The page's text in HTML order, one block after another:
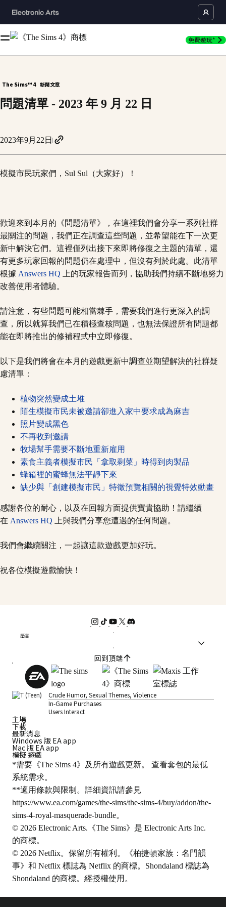
免費遊玩*
The Sims™ 4 新聞文章
問題清單 - 2023 年 9 月 22 日
2023年9月22日
模擬市民玩家們，Sul Sul（大家好）！
歡迎來到本月的《問題清單》，在這裡我們會分享一系列社群
最關注的問題，我們正在調查這些問題，並希望能在下一次更
新中解決它們。這裡僅列出接下來即將修復之主題的清單，還
有更多玩家回報的問題仍在處理中，但沒有列於此處。此清單
根據 Answers HQ 上的玩家報告而列，協助我們持續不斷地努力
改善使用者體驗。
請注意，有些問題可能相當棘手，需要我們進行更深入的調
查，所以就算我們已在積極查核問題，也無法保證所有問題都
能在即將推出的修補程式中立即修復。
以下是我們將會在本月的遊戲更新中調查並期望解決的社群疑
慮清單：
植物突然變成土堆
陌生模擬市民未被邀請卻進入家中要求成為麻吉
照片變成黑色
不再收到邀請
牧場幫手需要不斷地重新雇用
素食主義者模擬市民「拿取剩菜」時得到肉製品
蜂箱裡的蜜蜂無法平靜下來
缺少與「創建模擬市民」特徵預覽相關的視覺特效動畫
感謝各位的耐心，以及在回報方面提供寶貴協助！請繼續
在 Answers HQ 上與我們分享您遭遇的任何問題。
我們會繼續關注，一起讓這款遊戲更加好玩。
祝各位模擬遊戲愉快！
語言
回到頂端
Crude Humor, Sexual Themes, Violence
In-Game Purchases
Users Interact
主場
下載
最新消息
Windows 版 EA app
Mac 版 EA app
模擬 遊戲
*需要《The Sims 4》及所有遊戲更新。 查看套包的最低
系統需求。
**適用條款與限制。詳細資訊請參見
https://www.ea.com/games/the-sims/the-sims-4/buy/addon/the-
sims-4-royal-masquerade-bundle。
© 2026 Electronic Arts.《The Sims》是 Electronic Arts Inc.
的商標。
© 2026 Netflix。保留所有權利。《柏捷頓家族：名門韻
事》和 Netflix 標誌為 Netflix 的商標。Shondaland 標誌為
Shondaland 的商標。經授權使用。